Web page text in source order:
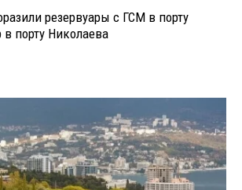
резервуары с ГСМ в порту
порту Николаева